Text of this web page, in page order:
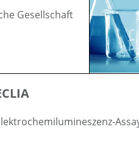
Gesellschaft